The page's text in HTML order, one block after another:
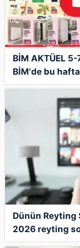
BİM AKTÜEL 5-
BİM'de bu
haftanın
Dünün Reyting
2026 reyting
İşte zirvedeki